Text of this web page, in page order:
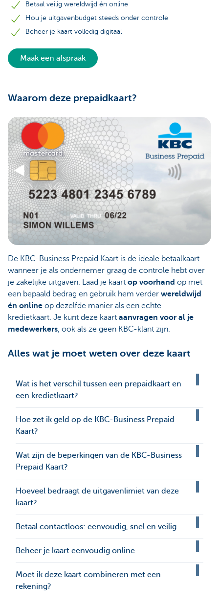
Betaal veilig wereldwijd én online
Hou je uitgavenbudget steeds onder controle
Beheer je kaart volledig digitaal
Maak een afspraak
Waarom deze prepaidkaart?
De KBC-Business Prepaid Kaart is de ideale betaalkaart
wanneer je als ondernemer graag de controle hebt over
je zakelijke uitgaven. Laad je kaart op voorhand op met
een bepaald bedrag en gebruik hem verder wereldwijd
én online op dezelfde manier als een echte
kredietkaart. Je kunt deze kaart aanvragen voor al je
medewerkers, ook als ze geen KBC-klant zijn.
Alles wat je moet weten over deze kaart
Wat is het verschil tussen een prepaidkaart en
een kredietkaart?
Hoe zet ik geld op de KBC-Business Prepaid
Kaart?
Wat zijn de beperkingen van de KBC-Business
Prepaid Kaart?
Hoeveel bedraagt de uitgavenlimiet van deze
kaart?
Betaal contactloos: eenvoudig, snel en veilig
Beheer je kaart eenvoudig online
Moet ik deze kaart combineren met een
rekening?